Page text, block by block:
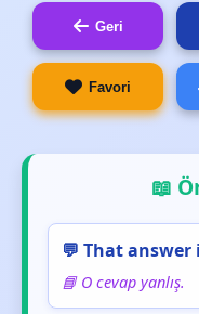
Geri
Favori
📖
💬 That answer
📘 O cevap yanlış.